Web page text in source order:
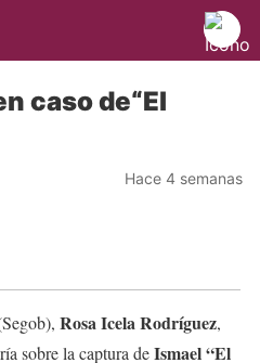
caso de“El
Hace 4 semanas
Rosa Icela Rodríguez,
sobre la captura deIsmael “El